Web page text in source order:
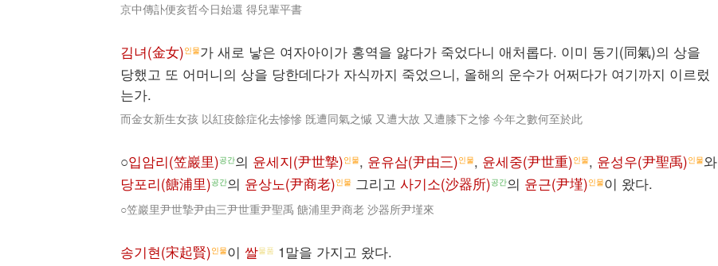
京中傳訃便亥哲今日始還 得兒輩平書
김녀(金女)인물가 새로 낳은 여자아이가 홍역을 앓다가 죽었다니 애처롭다. 이미 동기(同氣)의 상을
당했고 또 어머니의 상을 당한데다가 자식까지 죽었으니, 올해의 운수가 어쩌다가 여기까지 이르렀
는가.
而金女新生女孩 以紅疫餘症化去慘慘 旣遭同氣之慽 又遭大故 又遭膝下之慘 今年之數何至於此
○입암리(笠巖里)공간의 윤세지(尹世摯)인물, 윤유삼(尹由三)인물, 윤세중(尹世重)인물, 윤성우(尹聖禹)인물와
당포리(餹浦里)공간의 윤상노(尹商老)인물 그리고 사기소(沙器所)공간의 윤근(尹墐)인물이 왔다.
○笠巖里尹世摯尹由三尹世重尹聖禹 餹浦里尹商老 沙器所尹墐來
송기현(宋起賢)인물이 쌀물품 1말을 가지고 왔다.